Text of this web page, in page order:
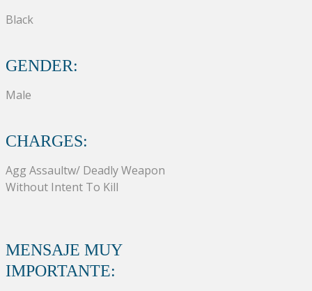
Black
GENDER:
Male
CHARGES:
Agg Assaultw/ Deadly Weapon
Without Intent To Kill
MENSAJE MUY
IMPORTANTE: